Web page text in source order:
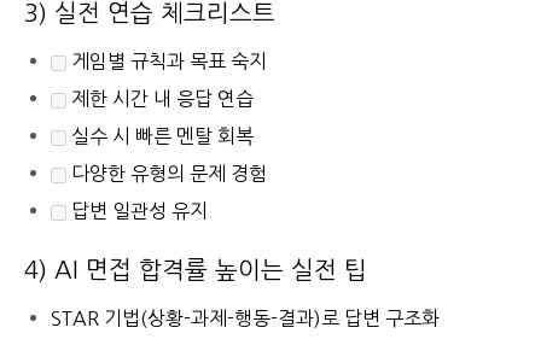
3) 실전 연습 체크리스트
게임별 규칙과 목표 숙지
제한 시간 내 응답 연습
실수 시 빠른 멘탈 회복
다양한 유형의 문제 경험
답변 일관성 유지
4) AI 면접 합격률 높이는 실전 팁
STAR 기법(상황-과제-행동-결과)로 답변 구조화